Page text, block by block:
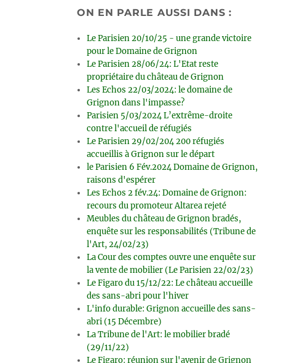
ON EN PARLE AUSSI DANS :
Le Parisien 20/10/25 - une grande victoire
pour le Domaine de Grignon
Le Parisien 28/06/24: L'Etat reste
propriétaire du château de Grignon
Les Echos 22/03/2024: le domaine de
Grignon dans l'impasse?
Parisien 5/03/2024 L’extrême-droite
contre l'accueil de réfugiés
Le Parisien 29/02/204 200 réfugiés
accueillis à Grignon sur le départ
le Parisien 6 Fév.2024 Domaine de Grignon,
raisons d'espérer
Les Echos 2 fév.24: Domaine de Grignon:
recours du promoteur Altarea rejeté
Meubles du château de Grignon bradés,
enquête sur les responsabilités (Tribune de
l'Art, 24/02/23)
La Cour des comptes ouvre une enquête sur
la vente de mobilier (Le Parisien 22/02/23)
Le Figaro du 15/12/22: Le château accueille
des sans-abri pour l'hiver
L'info durable: Grignon accueille des sans-
abri (15 Décembre)
La Tribune de l'Art: le mobilier bradé
(29/11/22)
Le Figaro: réunion sur l'avenir de Grignon